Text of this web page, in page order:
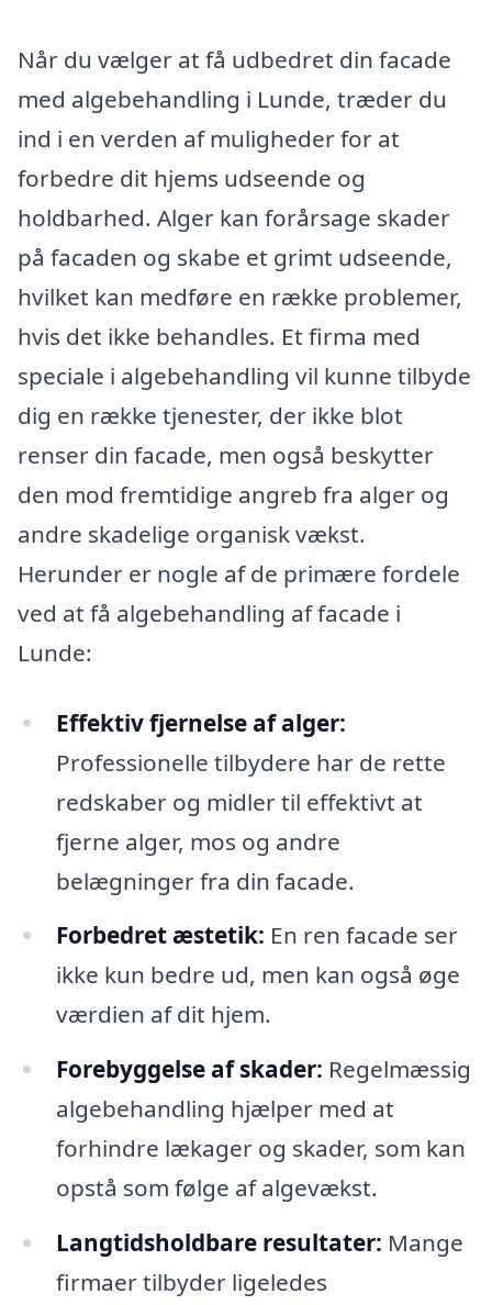
Når du vælger at få udbedret din facade
med algebehandling i Lunde, træder du
ind i en verden af muligheder for at
forbedre dit hjems udseende og
holdbarhed. Alger kan forårsage skader
på facaden og skabe et grimt udseende,
hvilket kan medføre en række problemer,
hvis det ikke behandles. Et firma med
speciale i algebehandling vil kunne tilbyde
dig en række tjenester, der ikke blot
renser din facade, men også beskytter
den mod fremtidige angreb fra alger og
andre skadelige organisk vækst.
Herunder er nogle af de primære fordele
ved at få algebehandling af facade i
Lunde:
Effektiv fjernelse af alger:
Professionelle tilbydere har de rette
redskaber og midler til effektivt at
fjerne alger, mos og andre
belægninger fra din facade.
Forbedret æstetik: En ren facade ser
ikke kun bedre ud, men kan også øge
værdien af dit hjem.
Forebyggelse af skader: Regelmæssig
algebehandling hjælper med at
forhindre lækager og skader, som kan
opstå som følge af algevækst.
Langtidsholdbare resultater: Mange
firmaer tilbyder ligeledes